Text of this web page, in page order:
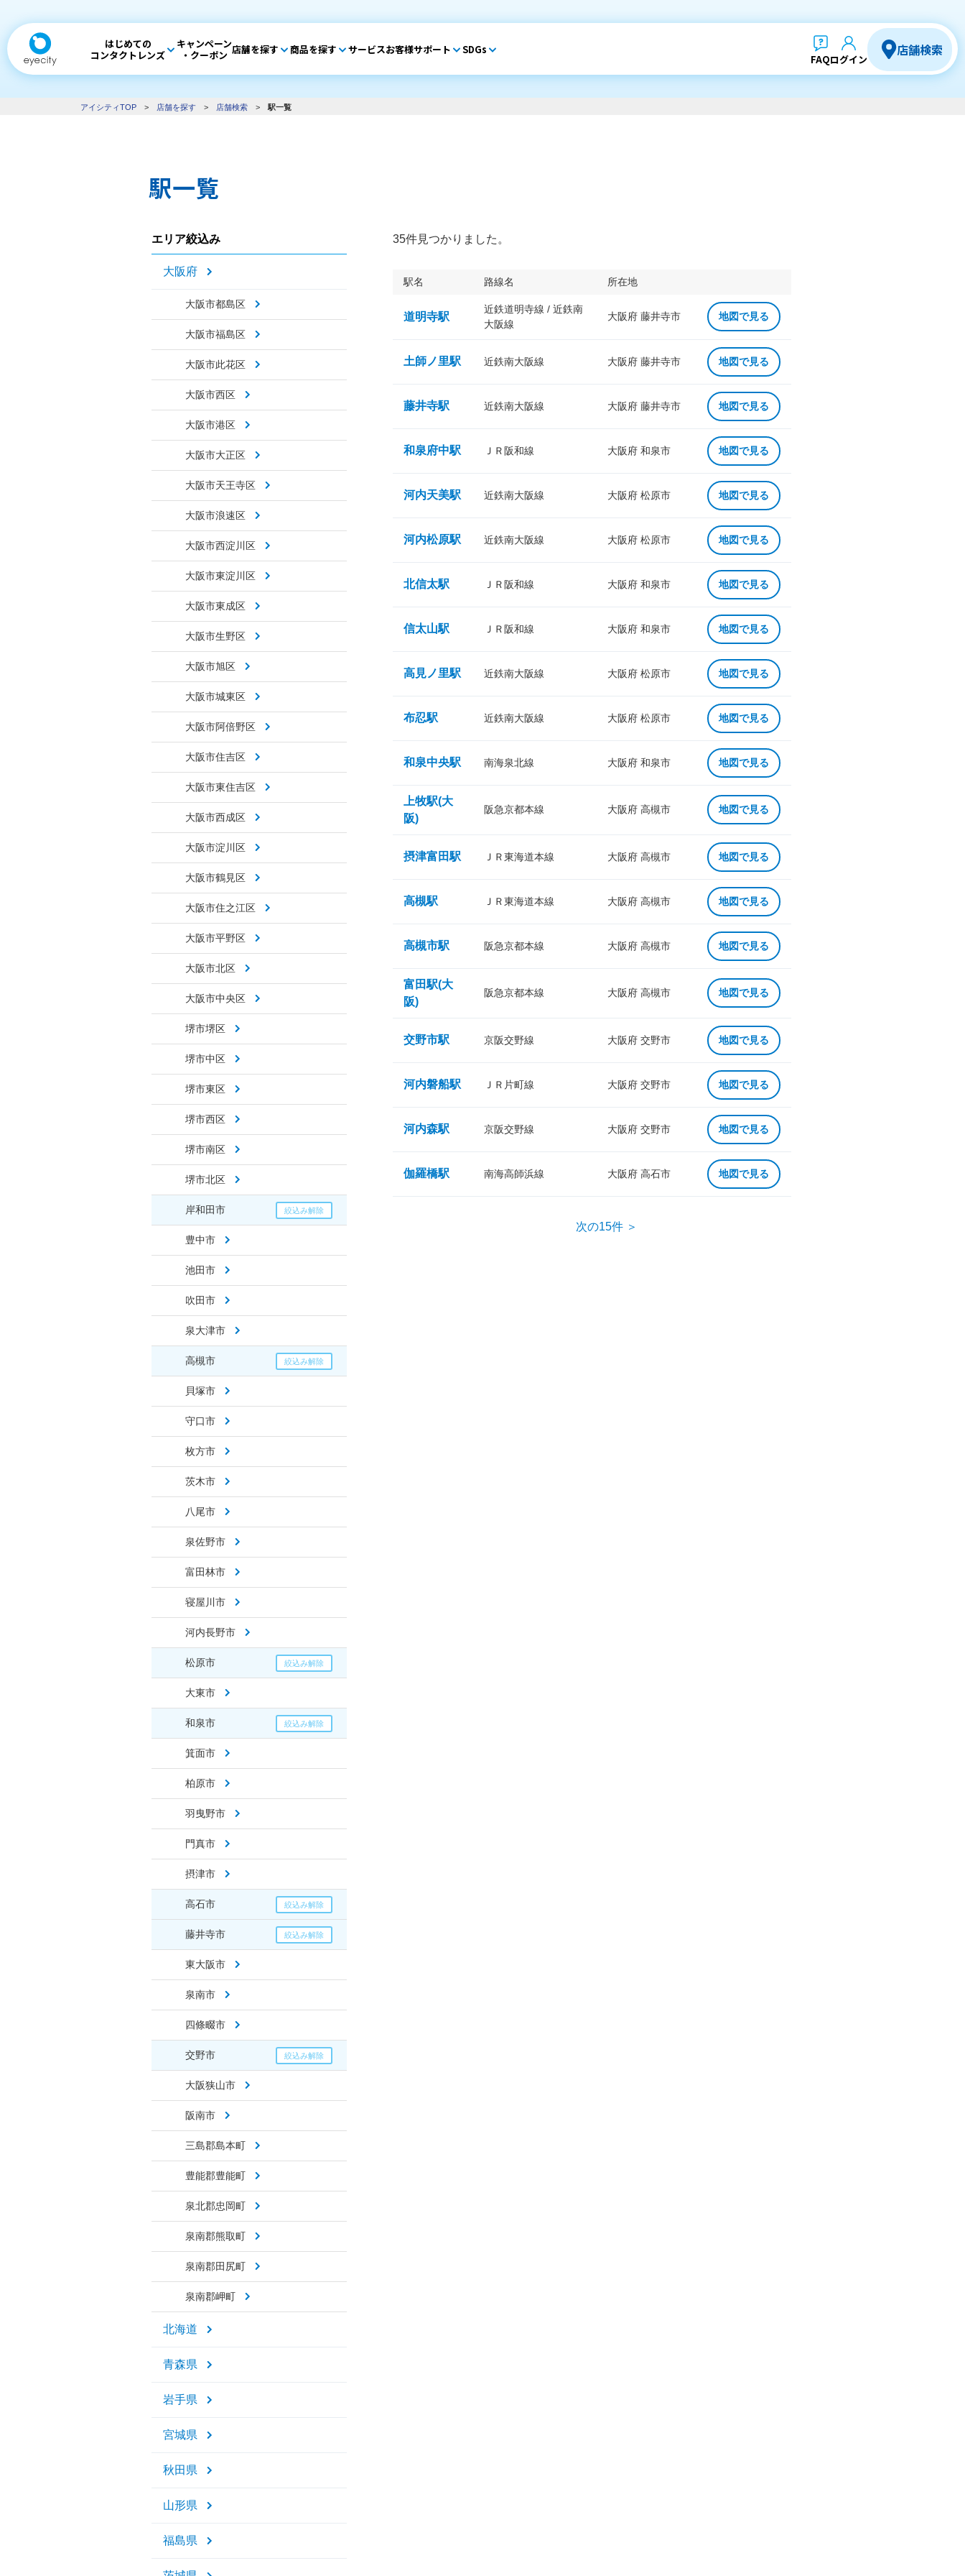
はじめての
コンタクトレンズ
キャンペーン
・クーポン 店舗を探す 商品を探す サービスお客様サポート SDGs
FAQログイン
店舗検索
アイシティTOP > 店舗を探す > 店舗検索 > 駅一覧
駅一覧
エリア絞込み
大阪府
大阪市都島区
大阪市福島区
大阪市此花区
大阪市西区
大阪市港区
大阪市大正区
大阪市天王寺区
大阪市浪速区
大阪市西淀川区
大阪市東淀川区
大阪市東成区
大阪市生野区
大阪市旭区
大阪市城東区
大阪市阿倍野区
大阪市住吉区
大阪市東住吉区
大阪市西成区
大阪市淀川区
大阪市鶴見区
大阪市住之江区
大阪市平野区
大阪市北区
大阪市中央区
堺市堺区
堺市中区
堺市東区
堺市西区
堺市南区
堺市北区
岸和田市
豊中市
池田市
吹田市
泉大津市
高槻市
貝塚市
守口市
枚方市
茨木市
八尾市
泉佐野市
富田林市
寝屋川市
河内長野市
松原市
大東市
和泉市
箕面市
柏原市
羽曳野市
門真市
摂津市
高石市
藤井寺市
東大阪市
泉南市
四條畷市
交野市
大阪狭山市
阪南市
三島郡島本町
豊能郡豊能町
泉北郡忠岡町
泉南郡熊取町
泉南郡田尻町
泉南郡岬町
北海道
青森県
岩手県
宮城県
秋田県
山形県
福島県
35件見つかりました。
駅名 路線名 所在地
道明寺駅
近鉄道明寺線 / 近鉄南
大阪線
大阪府 藤井寺市 地図で見る
土師ノ里駅 近鉄南大阪線 大阪府 藤井寺市 地図で見る
藤井寺駅 近鉄南大阪線 大阪府 藤井寺市 地図で見る
和泉府中駅 ＪＲ阪和線 大阪府 和泉市 地図で見る
河内天美駅 近鉄南大阪線 大阪府 松原市 地図で見る
河内松原駅 近鉄南大阪線 大阪府 松原市 地図で見る
北信太駅 ＪＲ阪和線 大阪府 和泉市 地図で見る
信太山駅 ＪＲ阪和線 大阪府 和泉市 地図で見る
高見ノ里駅 近鉄南大阪線 大阪府 松原市 地図で見る
布忍駅 近鉄南大阪線 大阪府 松原市 地図で見る
和泉中央駅 南海泉北線 大阪府 和泉市 地図で見る
上牧駅(大
阪)
阪急京都本線 大阪府 高槻市 地図で見る
摂津富田駅 ＪＲ東海道本線 大阪府 高槻市 地図で見る
高槻駅 ＪＲ東海道本線 大阪府 高槻市 地図で見る
高槻市駅 阪急京都本線 大阪府 高槻市 地図で見る
富田駅(大
阪)
阪急京都本線 大阪府 高槻市 地図で見る
交野市駅 京阪交野線 大阪府 交野市 地図で見る
河内磐船駅 ＪＲ片町線 大阪府 交野市 地図で見る
河内森駅 京阪交野線 大阪府 交野市 地図で見る
伽羅橋駅 南海高師浜線 大阪府 高石市 地図で見る
次の15件 ＞